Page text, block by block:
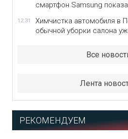
смартфон Samsung
12:31
Химчистка автомобиля в
обычной уборки салона
Все
Лента
РЕКОМЕНДУЕМ